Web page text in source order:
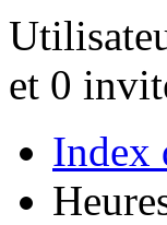
et 0
Index